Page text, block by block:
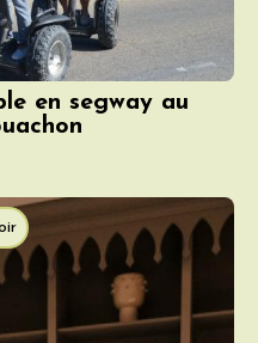
en segway au